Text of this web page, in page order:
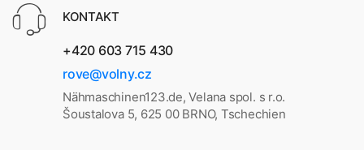
KONTAKT
+420 603 715 430
rove@volny.cz
Nähmaschinen123.de, Velana spol. s r.o.
Šoustalova 5, 625 00 BRNO, Tschechien